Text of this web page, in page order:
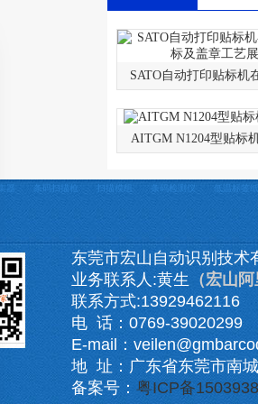
SATO自动打印贴标机
AITGM N1204型贴标
条码扫描枪 扫描模组 条码检测仪 低温标签纸
东莞市宏山自动识别技术
业务联系人:黄生 （宏山
联系方式:13929462116
电 话：0769-39020299
E-mail：
地 址：广东省东莞市南
备案号： 粤ICP备